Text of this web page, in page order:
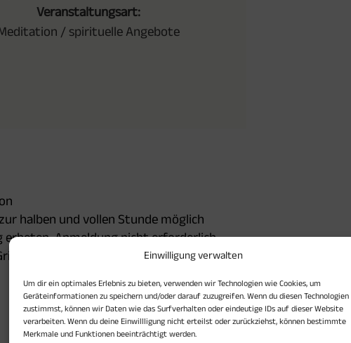
Einwilligung verwalten
Um dir ein optimales Erlebnis zu bieten, verwenden wir Technologien wie Cookies, um
Geräteinformationen zu speichern und/oder darauf zuzugreifen. Wenn du diesen Technologien
zustimmst, können wir Daten wie das Surfverhalten oder eindeutige IDs auf dieser Website
verarbeiten. Wenn du deine Einwillligung nicht erteilst oder zurückziehst, können bestimmte
Merkmale und Funktionen beeinträchtigt werden.
Veranstaltungsart:
/ spirituelle Angebote
halben und vollen Stunde möglich
erbeten, Anmeldung nicht erforderlich